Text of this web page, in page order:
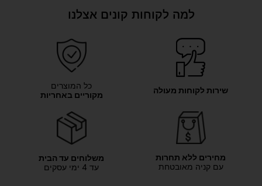
למה לקוחות קונים אצלנו
שירות לקוחות מעולה
כל המוצרים
מקוריים באחריות
מחירים ללא תחרות
עם קניה מאובטחת
משלוחים עד הבית
עד 4 ימי עסקים